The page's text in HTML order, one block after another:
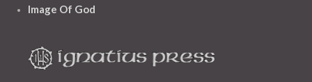
Image Of God